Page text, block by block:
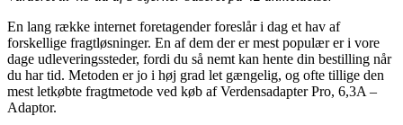
En lang række internet foretagender foreslår i dag et hav af
forskellige fragtløsninger. En af dem der er mest populær er i vore
dage udleveringssteder, fordi du så nemt kan hente din bestilling når
du har tid. Metoden er jo i høj grad let gængelig, og ofte tillige den
mest letkøbte fragtmetode ved køb af Verdensadapter Pro, 6,3A –
Adaptor.